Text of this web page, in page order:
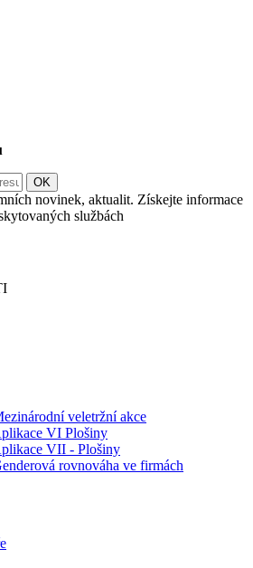
novinek, aktualit. Získejte informace
službách
veletržní akce
VI Plošiny
VII - Plošiny
rovnováha ve firmách